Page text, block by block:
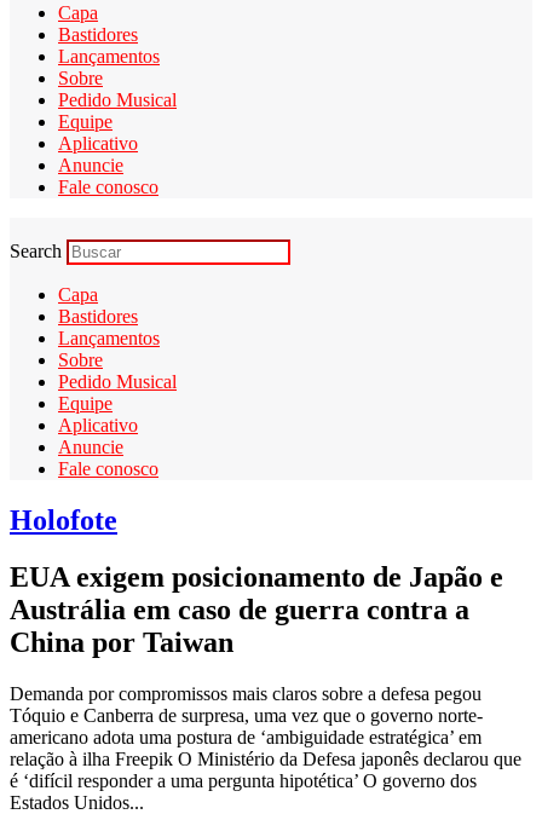
Capa
Bastidores
Lançamentos
Sobre
Pedido Musical
Equipe
Aplicativo
Anuncie
Fale conosco
Search
Capa
Bastidores
Lançamentos
Sobre
Pedido Musical
Equipe
Aplicativo
Anuncie
Fale conosco
Holofote
EUA exigem posicionamento de Japão e
Austrália em caso de guerra contra a
China por Taiwan
Demanda por compromissos mais claros sobre a defesa pegou
Tóquio e Canberra de surpresa, uma vez que o governo norte-
americano adota uma postura de ‘ambiguidade estratégica’ em
relação à ilha Freepik O Ministério da Defesa japonês declarou que
é ‘difícil responder a uma pergunta hipotética’ O governo dos
Estados Unidos...